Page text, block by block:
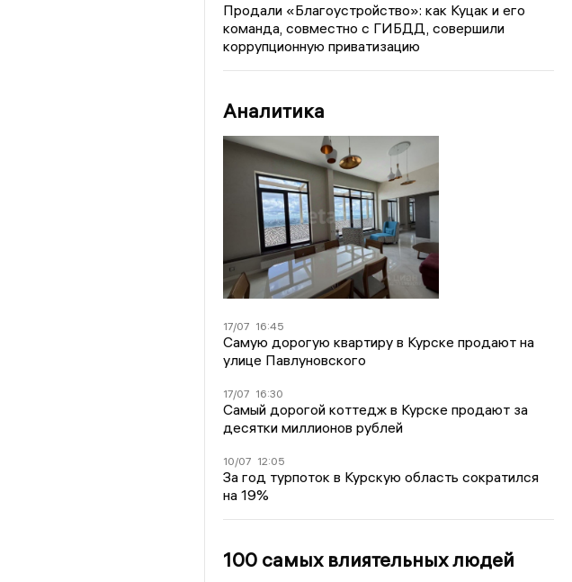
Продали «Благоустройство»: как Куцак и его
команда, совместно с ГИБДД, совершили
коррупционную приватизацию
Аналитика
17/07 16:45
Самую дорогую квартиру в Курске продают на
улице Павлуновского
17/07 16:30
Самый дорогой коттедж в Курске продают за
десятки миллионов рублей
10/07 12:05
За год турпоток в Курскую область сократился
на 19%
100 самых влиятельных людей